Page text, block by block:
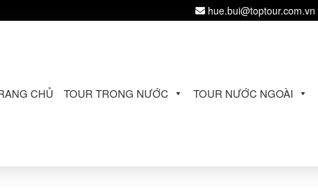
hue.bui@toptour.com.vn
CHỦ TOUR TRONG NƯỚC TOUR NƯỚC NGOÀI